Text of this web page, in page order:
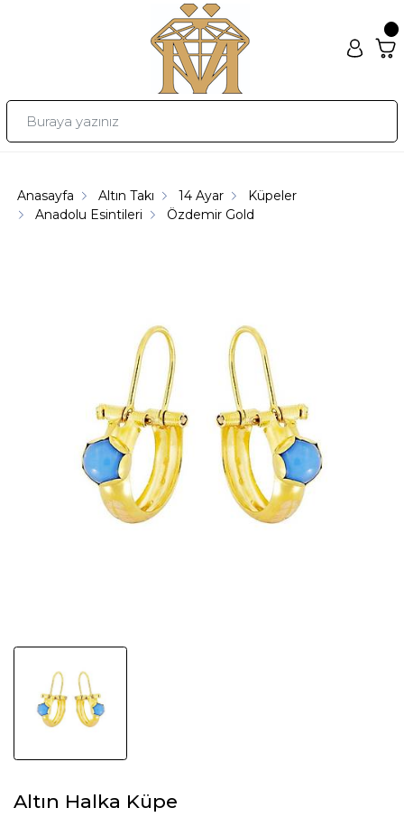
Anasayfa Altın Takı 14 Ayar
Küpeler
Anadolu Esintileri
Özdemir Gold
Altın Halka Küpe